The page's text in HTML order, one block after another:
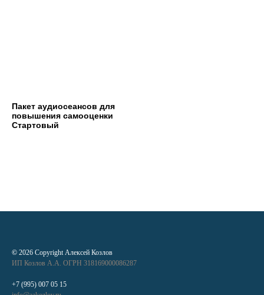
Пакет аудиосеансов для
повышения самооценки
Стартовый
© 2026 Copyright Алексей Козлов
ИП Козлов А.А. ОГРН 318169000086287
+7 (995) 007 05 15